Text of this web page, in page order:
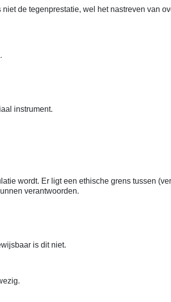
de tegenprestatie, wel het nastreven van
instrument.
wordt. Er ligt een ethische grens tussen
verantwoorden.
is dit niet.